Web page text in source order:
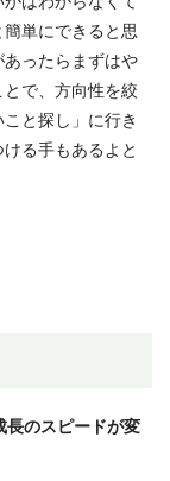
単にできると思
ったらまずはや
で、方向性を絞
と探し」に行き
る手もあるよと
長のスピードが変